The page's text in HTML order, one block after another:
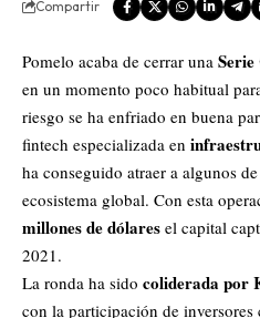
Compartir
Pomelo acaba de cerrar una Serie
en un momento poco habitual
riesgo se ha enfriado en buena
fintech especializada en
ha conseguido atraer a algunos
ecosistema global. Con esta
millones de dólares el capital
2021.
La ronda ha sido coliderada por
con la participación de inversores